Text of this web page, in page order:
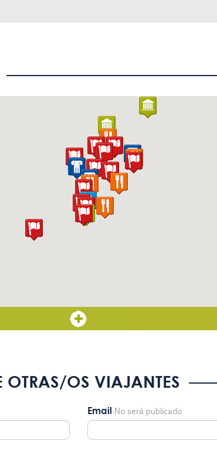
OTRAS/OS VIAJANTES
Email No será publicado